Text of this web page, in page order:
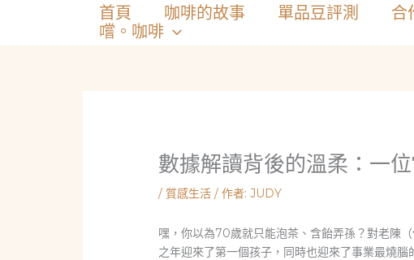
首頁 咖啡的故事 單品豆評測
合
嚐。咖啡
數據解讀背後的溫柔：一
/質感生活 / 作者:JUDY
嘿，你以為70歲就只能泡茶、含飴弄孫？對老陳
之年迎來了第一個孩子，同時也迎來了事業最燒